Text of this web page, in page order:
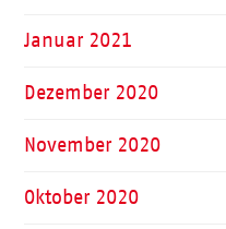
Januar 2021
Dezember 2020
November 2020
Oktober 2020